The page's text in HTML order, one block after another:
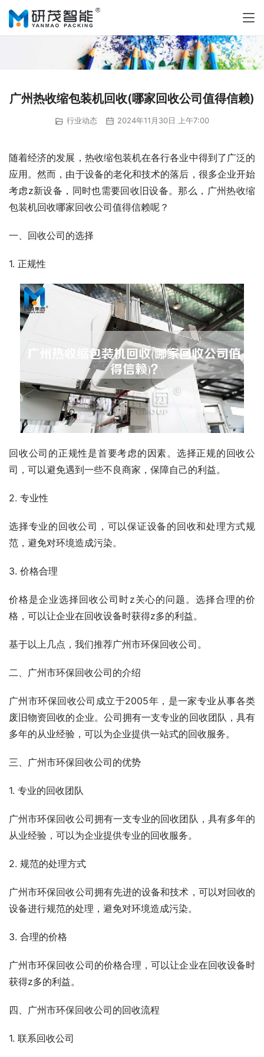
广州热收缩包装机回收(哪家回收公司值得信赖)
行业动态 2024年11月30日 上午7:00
随着经济的发展，热收缩包装机在各行各业中得到了广泛的
应用。然而，由于设备的老化和技术的落后，很多企业开始
考虑z新设备，同时也需要回收旧设备。那么，广州热收缩
包装机回收哪家回收公司值得信赖呢？
一、回收公司的选择
1. 正规性
回收公司的正规性是首要考虑的因素。选择正规的回收公
司，可以避免遇到一些不良商家，保障自己的利益。
2. 专业性
选择专业的回收公司，可以保证设备的回收和处理方式规
范，避免对环境造成污染。
3. 价格合理
价格是企业选择回收公司时z关心的问题。选择合理的价
格，可以让企业在回收设备时获得z多的利益。
基于以上几点，我们推荐广州市环保回收公司。
二、广州市环保回收公司的介绍
广州市环保回收公司成立于2005年，是一家专业从事各类
废旧物资回收的企业。公司拥有一支专业的回收团队，具有
多年的从业经验，可以为企业提供一站式的回收服务。
三、广州市环保回收公司的优势
1. 专业的回收团队
广州市环保回收公司拥有一支专业的回收团队，具有多年的
从业经验，可以为企业提供专业的回收服务。
2. 规范的处理方式
广州市环保回收公司拥有先进的设备和技术，可以对回收的
设备进行规范的处理，避免对环境造成污染。
3. 合理的价格
广州市环保回收公司的价格合理，可以让企业在回收设备时
获得z多的利益。
四、广州市环保回收公司的回收流程
1. 联系回收公司